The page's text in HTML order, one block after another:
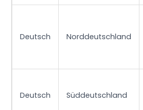
Deutsch Norddeutschland
Deutsch Süddeutschland